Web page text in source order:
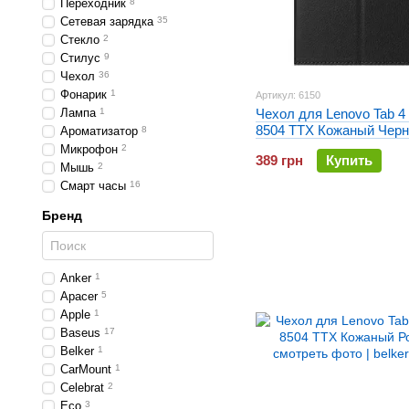
Артикул: 6150
Чехол для Lenovo Tab 4
8504 TTX Кожаный
389 грн
Купить
Переходник
Сетевая зарядка 35
Стекло 2
Стилус 9
Чехол 36
Фонарик 1
Лампа 1
Ароматизатор 8
Микрофон 2
Мышь 2
Смарт часы 16
Бренд
Anker 1
Apacer 5
Apple 1
Baseus 17
Belker 1
CarMount 1
Celebrat 2
Eco 3